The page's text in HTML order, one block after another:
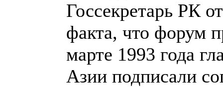
Госсекретарь РК
факта, что форум
марте 1993 года
Азии подписали